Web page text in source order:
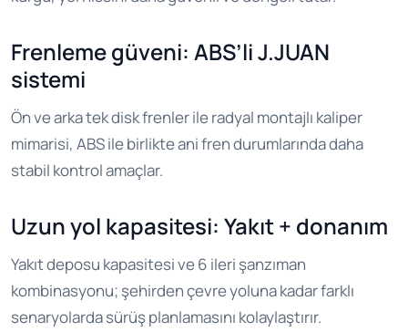
Frenleme güveni: ABS’li J.JUAN
sistemi
Ön ve arka tek disk frenler ile radyal montajlı kaliper
mimarisi, ABS ile birlikte ani fren durumlarında daha
stabil kontrol amaçlar.
Uzun yol kapasitesi: Yakıt + donanım
Yakıt deposu kapasitesi ve 6 ileri şanzıman
kombinasyonu; şehirden çevre yoluna kadar farklı
senaryolarda sürüş planlamasını kolaylaştırır.